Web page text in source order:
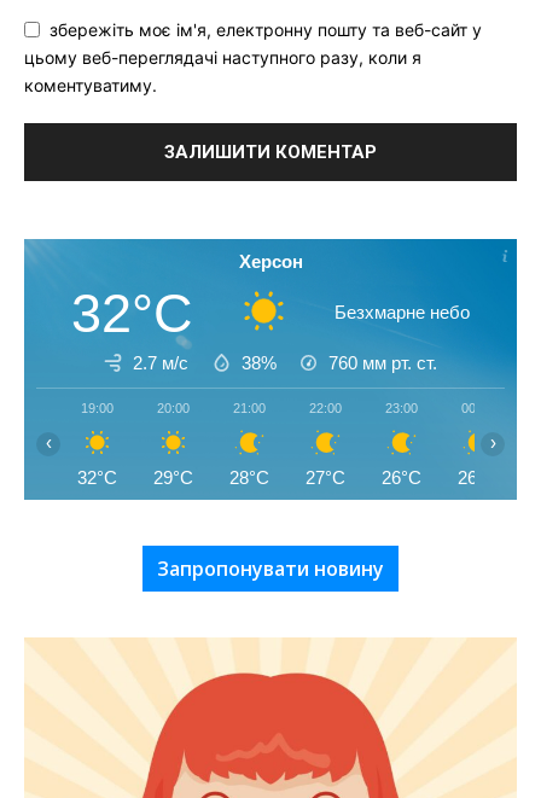
збережіть моє ім'я, електронну пошту та веб-сайт у
цьому веб-переглядачі наступного разу, коли я
коментуватиму.
Херсон
32°C Безхмарне небо
2.7 м/с 38% 760 мм рт. ст.
19:00
32°C
20:00
29°C
21:00
28°C
22:00
27°C
23:00
26°C
00:00
26°C
‹ ›
Запропонувати новину